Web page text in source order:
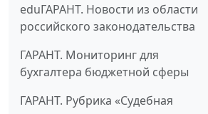
eduГАРАНТ. Новости из области
российского законодательства
ГАРАНТ. Мониторинг для
бухгалтера бюджетной сферы
ГАРАНТ. Рубрика «Судебная